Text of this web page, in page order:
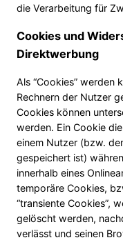
die Verarbeitung für
Cookies und
Direktwerbung
Als “Cookies” werden
Rechnern der Nutzer
Cookies können
werden. Ein Cookie
einem Nutzer (bzw.
gespeichert ist)
innerhalb eines
temporäre Cookies,
“transiente Cookies”,
gelöscht werden,
verlässt und seinen